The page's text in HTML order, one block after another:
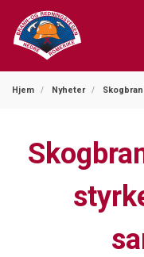
Hjem Nyheter